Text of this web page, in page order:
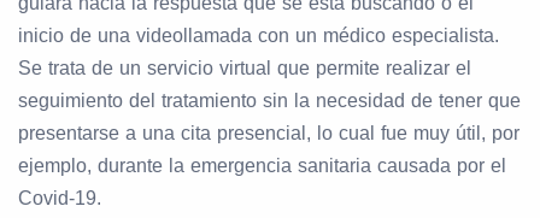
inicio de una videollamada con un médico especialista.
Se trata de un servicio virtual que permite realizar el
seguimiento del tratamiento sin la necesidad de tener que
presentarse a una cita presencial, lo cual fue muy útil, por
ejemplo, durante la emergencia sanitaria causada por el
Covid-19.